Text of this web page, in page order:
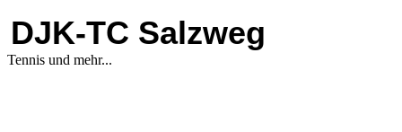
DJK-TC Salzweg
Tennis und mehr...